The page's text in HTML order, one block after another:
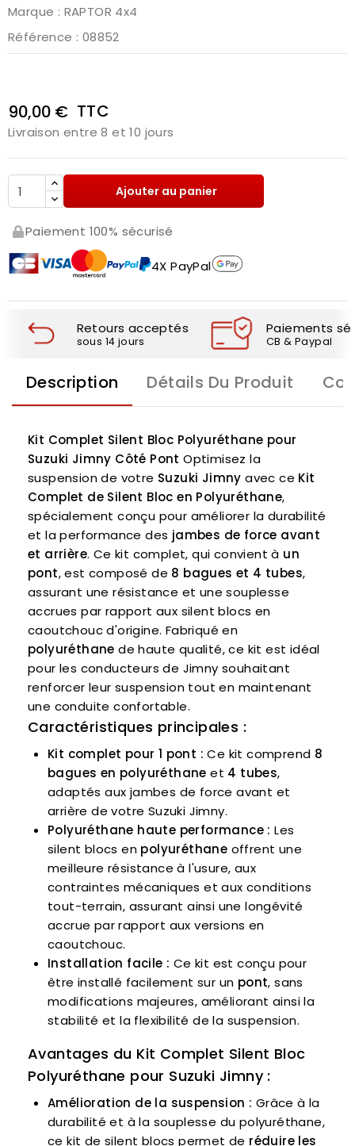
Marque : RAPTOR 4x4
Référence : 08852
90,00 € TTC
Livraison entre 8 et 10 jours
Ajouter au panier
Paiement 100% sécurisé
4X PayPal
Retours acceptés
sous 14 jours
Paiements
CB & Paypal
Description Détails Du Produit
Kit Complet Silent Bloc Polyuréthane pour
Suzuki Jimny Côté Pont Optimisez la
suspension de votre Suzuki Jimny avec ce Kit
Complet de Silent Bloc en Polyuréthane,
spécialement conçu pour améliorer la durabilité
et la performance des jambes de force avant
et arrière. Ce kit complet, qui convient à un
pont, est composé de 8 bagues et 4 tubes,
assurant une résistance et une souplesse
accrues par rapport aux silent blocs en
caoutchouc d'origine. Fabriqué en
polyuréthane de haute qualité, ce kit est idéal
pour les conducteurs de Jimny souhaitant
renforcer leur suspension tout en maintenant
une conduite confortable.
Caractéristiques principales :
Kit complet pour 1 pont : Ce kit comprend 8
bagues en polyuréthane et 4 tubes,
adaptés aux jambes de force avant et
arrière de votre Suzuki Jimny.
Polyuréthane haute performance : Les
silent blocs en polyuréthane offrent une
meilleure résistance à l'usure, aux
contraintes mécaniques et aux conditions
tout-terrain, assurant ainsi une longévité
accrue par rapport aux versions en
caoutchouc.
Installation facile : Ce kit est conçu pour
être installé facilement sur un pont, sans
modifications majeures, améliorant ainsi la
stabilité et la flexibilité de la suspension.
Avantages du Kit Complet Silent Bloc
Polyuréthane pour Suzuki Jimny :
Amélioration de la suspension : Grâce à la
durabilité et à la souplesse du polyuréthane,
ce kit de silent blocs permet de réduire les